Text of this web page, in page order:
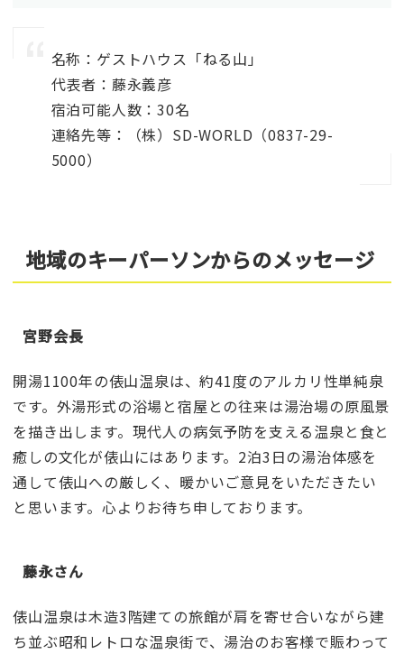
名称：ゲストハウス「ねる山」
代表者：藤永義彦
宿泊可能人数：30名
連絡先等：（株）SD-WORLD（0837-29-
5000）
地域のキーパーソンからのメッセージ
宮野会長
開湯1100年の俵山温泉は、約41度のアルカリ性単純泉
です。外湯形式の浴場と宿屋との往来は湯治場の原風景
を描き出します。現代人の病気予防を支える温泉と食と
癒しの文化が俵山にはあります。2泊3日の湯治体感を
通して俵山への厳しく、暖かいご意見をいただきたい
と思います。心よりお待ち申しております。
藤永さん
俵山温泉は木造3階建ての旅館が肩を寄せ合いながら建
ち並ぶ昭和レトロな温泉街で、湯治のお客様で賑わって